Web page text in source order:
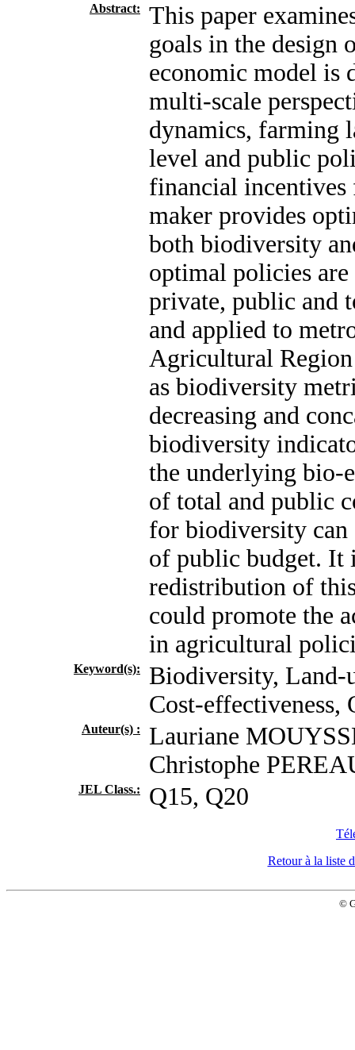
Abstract:
This paper
goals in the design
economic model is
multi-scale
dynamics, farming
level and public
financial incentives
maker provides
both biodiversity
optimal policies
private, public and
and applied to
Agricultural
as biodiversity
decreasing and
biodiversity
the underlying bio-
of total and public
for biodiversity can
of public budget. It
redistribution of
could promote the
in agricultural
Keyword(s):
Biodiversity, Land-
Cost-effectiveness,
Auteur(s) :
Lauriane
Christophe
JEL Class.: Q15, Q20
Retour à la liste
©